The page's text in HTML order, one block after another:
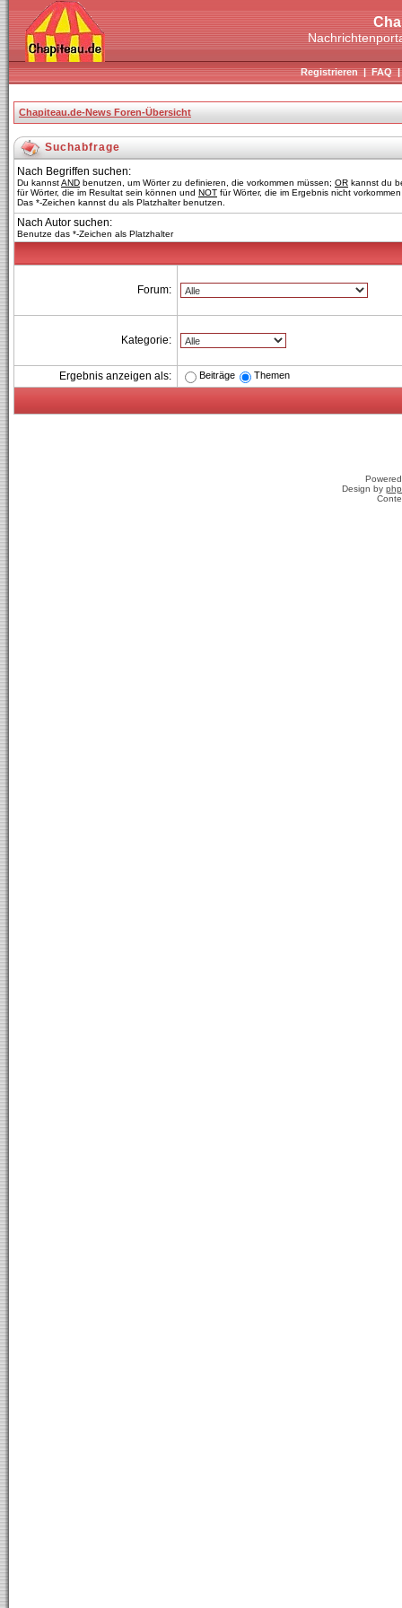
Registrieren|FAQ
Chapiteau.de-News Foren-Übersicht
Suchabfrage
Nach Begriffen suchen:
Du kannstAND benutzen, um Wörter zu definieren, die vorkommen müssen; OR kannst du
für Wörter, die im Resultat sein können und NOT für Wörter, die im Ergebnis nicht
Das *-Zeichen kannst du als Platzhalter benutzen.
Nach Autor suchen:
Benutze das *-Zeichen als Platzhalter
Forum:
Kategorie:
Ergebnis anzeigen als: Beiträge Themen
Design by